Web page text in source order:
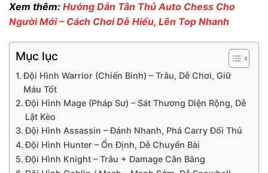
Xem thêm: Hướng Dẫn Tân Thủ Auto Chess Cho
Người Mới – Cách Chơi Dễ Hiểu, Lên Top Nhanh
Mục lục
Đội Hình Warrior (Chiến Binh) – Trâu, Dễ Chơi, Giữ
Máu Tốt
Đội Hình Mage (Pháp Sư) – Sát Thương Diện Rộng, Dễ
Lật Kèo
Đội Hình Assassin – Đánh Nhanh, Phá Carry Đối Thủ
Đội Hình Hunter – Ổn Định, Dễ Chuyển Bài
Đội Hình Knight – Trâu + Damage Cân Bằng